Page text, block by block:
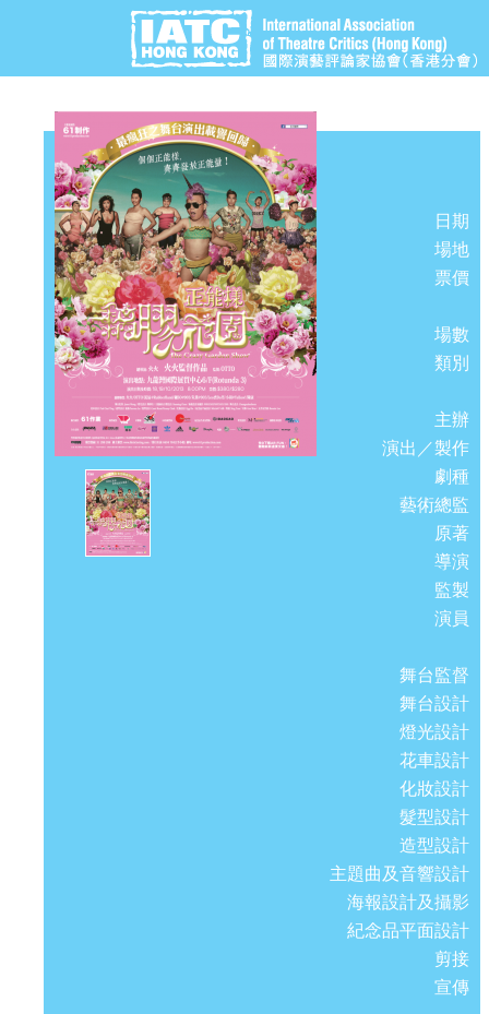
日期
場地
票價
場數
類別
主辦
演出／製作
劇種
藝術總監
原著
導演
監製
演員
舞台監督
舞台設計
燈光設計
花車設計
化妝設計
髮型設計
造型設計
主題曲及音響設計
海報設計及攝影
紀念品平面設計
剪接
宣傳